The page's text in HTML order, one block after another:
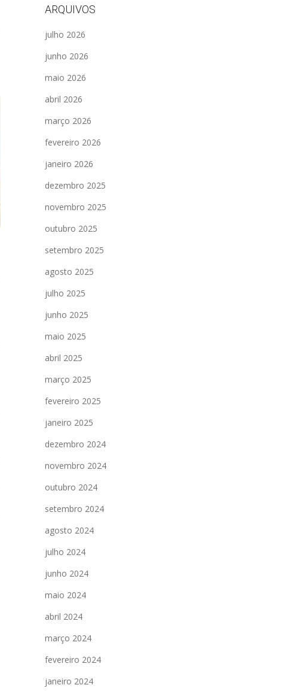
ARQUIVOS
julho 2026
junho 2026
maio 2026
abril 2026
março 2026
fevereiro 2026
janeiro 2026
dezembro 2025
novembro 2025
outubro 2025
setembro 2025
agosto 2025
julho 2025
junho 2025
maio 2025
abril 2025
março 2025
fevereiro 2025
janeiro 2025
dezembro 2024
novembro 2024
outubro 2024
setembro 2024
agosto 2024
julho 2024
junho 2024
maio 2024
abril 2024
março 2024
fevereiro 2024
janeiro 2024